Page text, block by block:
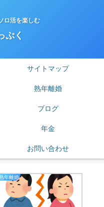
ロ活を楽しむ
ぷく
サイトマップ
熟年離婚
ブログ
年金
お問い合わせ
年離婚